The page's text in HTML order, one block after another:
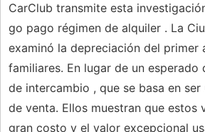
CarClub transmite esta
go pago régimen de alquiler . La
examinó la depreciación del primer
familiares. En lugar de un
de intercambio , que se basa en
de venta. Ellos muestran que estos
gran costo y el valor excepcional